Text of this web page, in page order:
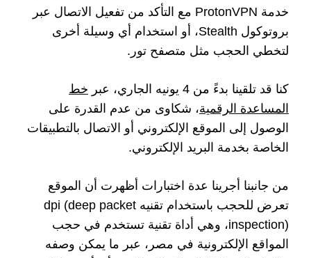
خدمة ProtonVPN مع التأكد من تفعيل الاتصال عبر
بروتوكول Stealth، أو استخدام أي وسيلة أخرى
لتخطي الحجب مثل متصفح تور.
كنا قد تلقينا بدءً من 4 يونيه الجاري، عبر
خط
المساعدة الرقمية، شكاوى من عدم القدرة على
الوصول إلى الموقع الإلكتروني أو الاتصال بالتطبيقات
الخاصة بخدمة البريد الإلكتروني.
من جانبنا أجرينا عدة اختبارات أظهرت أن الموقع
تعرض للحجب باستخدام تقنيه dpi (deep packet
inspection)، وهي أداة تقنية تستخدم في حجب
المواقع الإلكترونية في مصر، عبر ما يمكن وصفه